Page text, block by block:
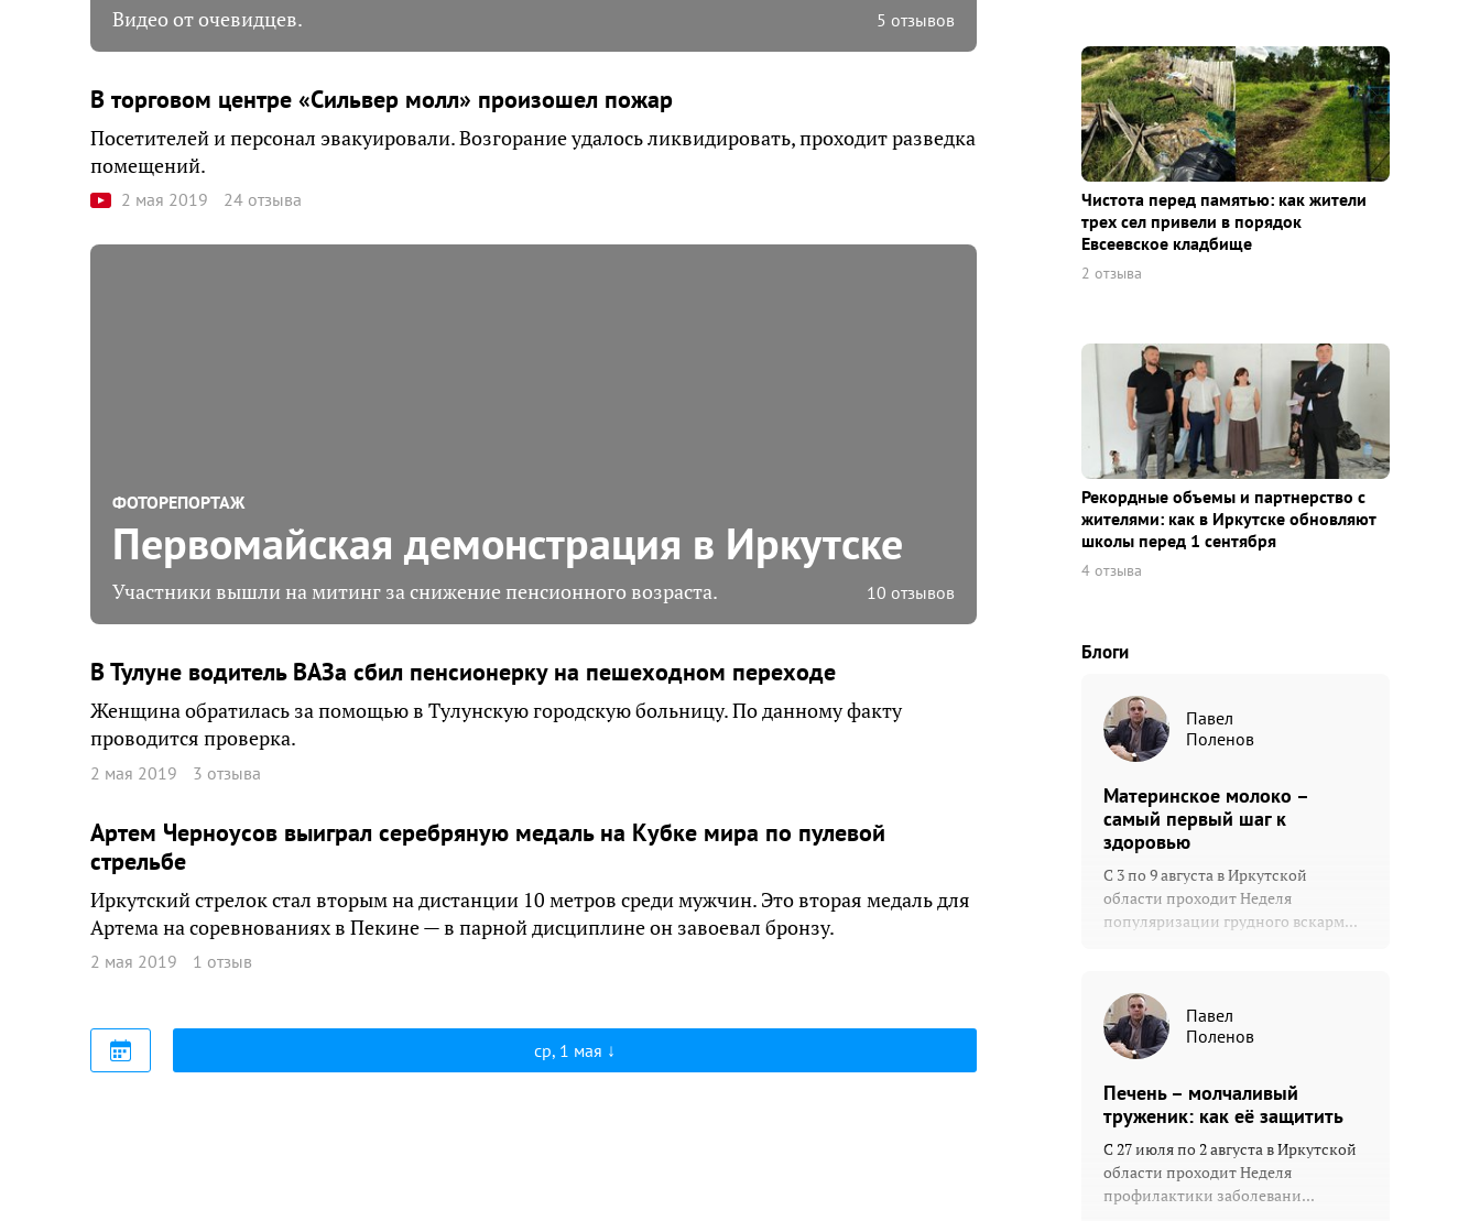
Видео от очевидцев. 5 отзывов
В торговом центре «Сильвер молл» произошел пожар
Посетителей и персонал эвакуировали. Возгорание удалось ликвидировать, проходит разведка
помещений.
2 мая 2019 24 отзыва
ФОТОРЕПОРТАЖ
Первомайская демонстрация в Иркутске
Участники вышли на митинг за снижение пенсионного возраста. 10 отзывов
В Тулуне водитель ВАЗа сбил пенсионерку на пешеходном переходе
Женщина обратилась за помощью в Тулунскую городскую больницу. По данному факту
проводится проверка.
2 мая 2019 3 отзыва
Артем Черноусов выиграл серебряную медаль на Кубке мира по пулевой
стрельбе
Иркутский стрелок стал вторым на дистанции 10 метров среди мужчин. Это вторая медаль для
Артема на соревнованиях в Пекине — в парной дисциплине он завоевал бронзу.
2 мая 2019 1 отзыв
ср, 1 мая
Чистота перед памятью: как жители
трех сел привели в порядок
Евсеевское кладбище
2 отзыва
Рекордные объемы и партнерство с
жителями: как в Иркутске обновляют
школы перед 1 сентября
4 отзыва
Блоги
Павел
Поленов
Материнское молоко –
самый первый шаг к
здоровью
С 3 по 9 августа в Иркутской
области проходит Неделя
популяризации грудного вскарм...
Павел
Поленов
Печень – молчаливый
труженик: как её защитить
С 27 июля по 2 августа в Иркутской
области проходит Неделя
профилактики заболевани...